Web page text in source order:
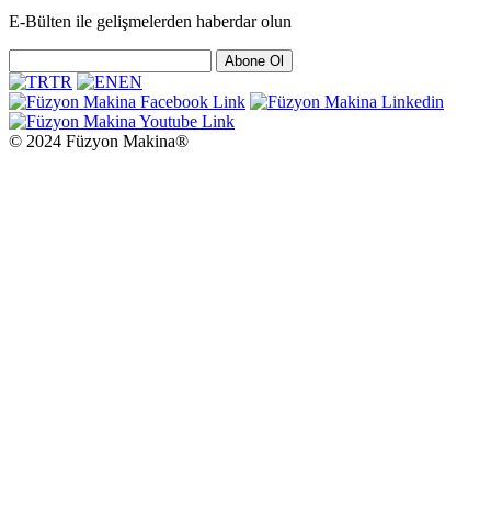
E-Bülten ile gelişmelerden haberdar olun
Abone Ol
TR EN
© 2024 Füzyon Makina®